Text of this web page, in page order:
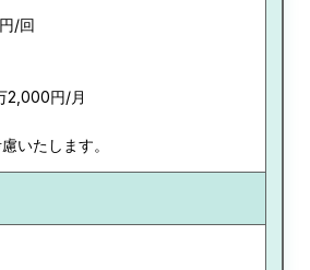
/回
2,000円/月
いたします。